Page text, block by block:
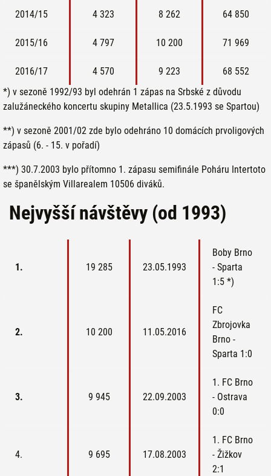
2014/15 4 323 8 262 64 850
2015/16 4 797 10 200 71 969
2016/17 4 570 9 223
68 552
*) v sezoně 1992/93 byl odehrán 1 zápas na Srbské z důvodu
zalužáneckého koncertu skupiny Metallica (23.5.1993 se Spartou)
**) v sezoně 2001/02 zde bylo odehráno 10 domácích prvoligových
zápasů (6. - 15. v pořadí)
***) 30.7.2003 bylo přítomno 1. zápasu semifinále Poháru Intertoto
se španělským Villarealem 10506 diváků.
Nejvyšší návštěvy (od 1993)
1. 19 285 23.05.1993
Boby Brno
- Sparta
1:5 *)
2. 10 200 11.05.2016
FC
Zbrojovka
Brno -
Sparta 1:0
3. 9 945 22.09.2003
1. FC Brno
- Ostrava
0:0
4. 9 695 17.08.2003
1. FC Brno
- Žižkov
2:1